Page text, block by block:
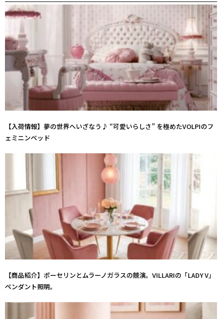
【入荷情報】夢の世界へいざなう♪ “可愛いらしさ” を極めたVOLPIのフ
ェミニンベッド
【商品紹介】ポーセリンとムラーノガラスの競演。VILLARIの「LADY V」
ペンダント照明。